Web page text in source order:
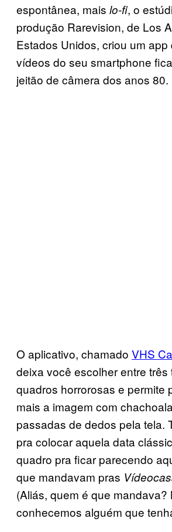
espontânea, mais lo-fi, o
produção Rarevision, de Los
Estados Unidos, criou um app
vídeos do seu smartphone
jeitão de câmera dos anos 80.
O aplicativo, chamado VHS
deixa você escolher entre três
quadros horrorosas e permite
mais a imagem com
passadas de dedos pela tela.
pra colocar aquela data
quadro pra ficar parecendo
que mandavam pras
(Aliás, quem é que mandava?
conhecemos alguém que